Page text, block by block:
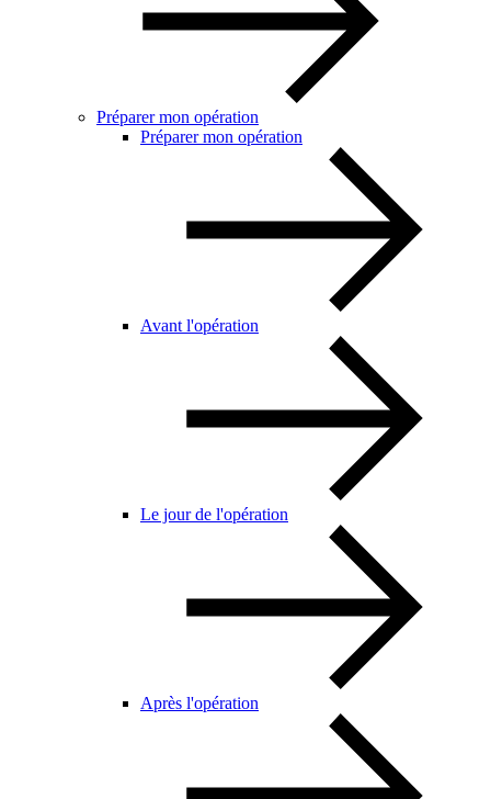
Préparer mon opération
Préparer mon opération
Avant l'opération
Le jour de l'opération
Après l'opération